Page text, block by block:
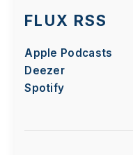
FLUX RSS
Apple Podcasts
Deezer
Spotify